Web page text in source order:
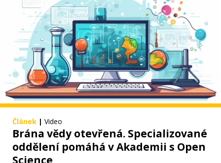
Článek | Video
Brána vědy otevřená. Specializované
oddělení pomáhá v Akademii s Open
Science